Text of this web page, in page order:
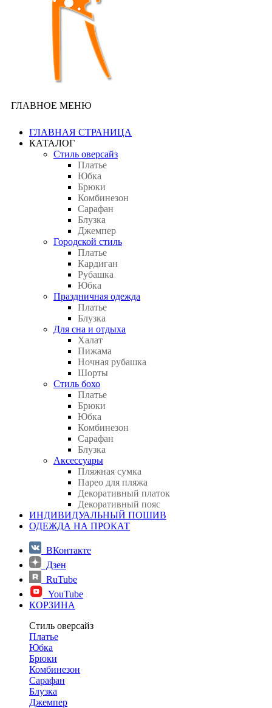
ГЛАВНОЕ МЕНЮ
ГЛАВНАЯ СТРАНИЦА
КАТАЛОГ
Стиль оверсайз
Платье
Юбка
Брюки
Комбинезон
Сарафан
Блузка
Джемпер
Городской стиль
Платье
Кардиган
Рубашка
Юбка
Праздничная одежда
Платье
Блузка
Для сна и отдыха
Халат
Пижама
Ночная рубашка
Шорты
Стиль бохо
Платье
Брюки
Юбка
Комбинезон
Сарафан
Блузка
Аксессуары
Пляжная сумка
Парео для пляжа
Декоративный платок
Декоративный пояс
ИНДИВИДУАЛЬНЫЙ ПОШИВ
ОДЕЖДА НА ПРОКАТ
ВКонтакте
Дзен
RuTube
YouTube
КОРЗИНА
Стиль оверсайз
Платье
Юбка
Брюки
Комбинезон
Сарафан
Блузка
Джемпер